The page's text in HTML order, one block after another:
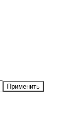
Архив
Применить